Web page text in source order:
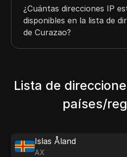
¿Cuántas direcciones IP
disponibles en la lista de
de Curazao?
Lista de
países/
Islas Åland
AX